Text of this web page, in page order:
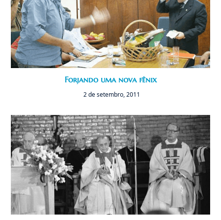
Forjando uma nova fênix
2 de setembro, 2011